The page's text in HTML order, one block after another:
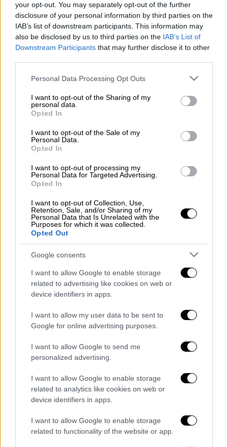
your opt-out. You may separately opt-out of the further
disclosure of your personal information by third parties on the
IAB’s list of downstream participants. This information may
also be disclosed by us to third parties on the IAB’s List of
Downstream Participants that may further disclose it to other
Please note that this website/app uses one or more Google
not limited to your visit or usage behaviour. You may click to
grant or deny consent to Google and its third-party tags to
use your data for below specified purposes in below Google
consent section.
Personal Data Processing Opt Outs
I want to opt-out of the Sharing of my
personal data.
Opted In
I want to opt-out of the Sale of my
Personal Data.
Opted In
I want to opt-out of processing my
Personal Data for Targeted Advertising.
Opted In
I want to opt-out of Collection, Use,
Retention, Sale, and/or Sharing of my
Personal Data that Is Unrelated with the
Purposes for which it was collected.
Opted Out
Google consents
I want to allow Google to enable storage
related to advertising like cookies on web or
device identifiers in apps.
I want to allow my user data to be sent to
Google for online advertising purposes.
I want to allow Google to send me
personalized advertising.
I want to allow Google to enable storage
related to analytics like cookies on web or
device identifiers in apps.
I want to allow Google to enable storage
related to functionality of the website or app.
Την Πέμπτη 17 Σεπτεμβρίου τοΒέλγιο
κατέγραψε 2.028κρούσματα κορονοϊού, μια
ακόμη μεγάλη ημερήσια αύξηση, που
«Ο ρυθμός επιταχύνεται (...) και ο ιός
κυκλοφορεί περισσότερο», δήλωσε ο
γαλλόφωνος εκπρόσωπος της ιατρικής
ομάδας του Βελγίου Yves Van Laethem.
«Κατά την τελευταία εβδομάδα,
περισσότερες από 1.000 νέες περιπτώσεις
σε μια μέρα
978,3 κρούσματα μεταξύ 8 και 14
Σεπτεμβρίου στο Βέλγιο, που σημαίνει
αύξηση 74%», ανέφερε ο Yves Van Laethem.
Σύμφωνα με τον Yves Van Laethem και το
Κέντρο Κρίσεων, «αυτή η αύξηση υπάρχει
όλες τις ηλικιακές ομάδες και, ακόμη και αν
η ηλικιακή ομάδα 20 - 29 ετών εξακολουθεί
να κυριαρχεί στον αριθμό των νέων
κρουσμάτων, αυτή τη φορά τα κρούσματα
της ομάδας 10 - 19 ετών διπλασιάστηκαν σε
αντιμετωπίζουν επίσης διπλασιασμό των
του Sciensano.
Οι θάνατοι είναι σχετικά σταθεροί
όρο 2,7 ανά ημέρα μεταξύ 8 Σεπτεμβρίου και
14 Σεπτεμβρίου, συνολικά 9.936. Τέλος, το